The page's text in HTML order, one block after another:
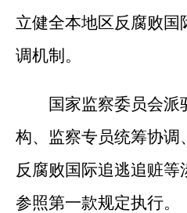
立健全本地区反腐败国
调机制。
国家监察委员会派
构、监察专员统筹协调
反腐败国际追逃追赃等
参照第一款规定执行。